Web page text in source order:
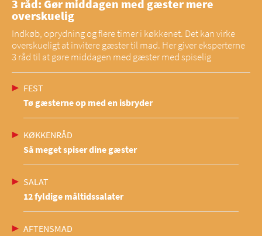
3 råd: Gør middagen med gæster mere
overskuelig
Indkøb, oprydning og flere timer i køkkenet. Det kan virke
overskueligt at invitere gæster til mad. Her giver eksperterne
3 råd til at gøre middagen med gæster med spiselig
FEST
Tø gæsterne op med en isbryder
KØKKENRÅD
Så meget spiser dine gæster
SALAT
12 fyldige måltidssalater
AFTENSMAD